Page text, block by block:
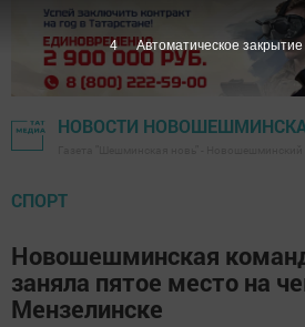
НОВОСТИ
СПОРТ
Новошешминская
заняла пятое место на
Мензелинске
3 Автоматическое